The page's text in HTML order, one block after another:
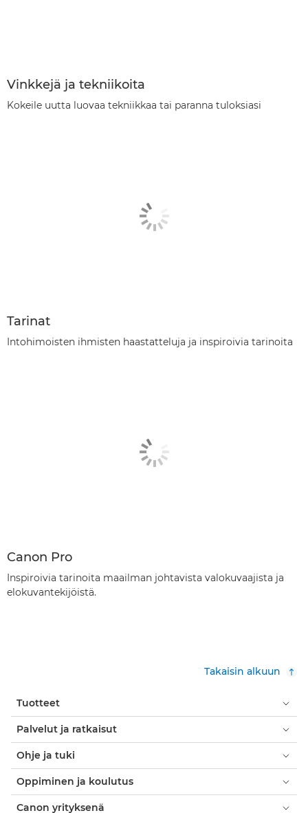
Vinkkejä ja tekniikoita
Kokeile uutta luovaa tekniikkaa tai paranna tuloksiasi
Tarinat
Intohimoisten ihmisten haastatteluja ja inspiroivia tarinoita
Canon Pro
Inspiroivia tarinoita maailman johtavista valokuvaajista ja
elokuvantekijöistä.
Takaisin alkuun
Tuotteet
Palvelut ja ratkaisut
Ohje ja tuki
Oppiminen ja koulutus
Canon yrityksenä